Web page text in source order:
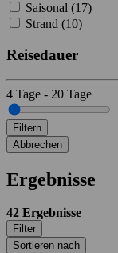
Saisonal (17)
Strand (10)
Reisedauer
4 Tage - 20 Tage
Filtern
Abbrechen
Ergebnisse
42 Ergebnisse
Filter
Sortieren nach